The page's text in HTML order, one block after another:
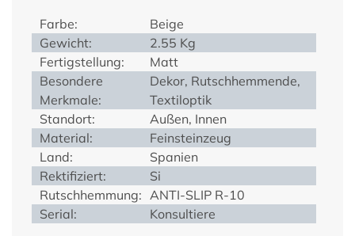
Farbe:
Beige
Gewicht:
2.55 Kg
Fertigstellung:
Matt
Besondere
Merkmale:
Dekor, Rutschhemmende,
Textiloptik
Standort:
Außen, Innen
Material:
Feinsteinzeug
Land:
Spanien
Rektifiziert:
Si
Rutschhemmung: ANTI-SLIP R-10
Serial:
Konsultiere